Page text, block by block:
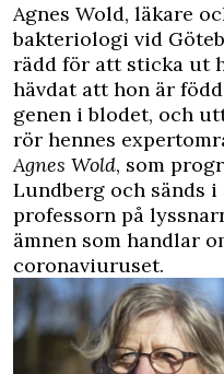
Agnes Wold, läkare
bakteriologi vid
rädd för att sticka ut
hävdat att hon är
genen i blodet, och
rör hennes
Agnes Wold, som
Lundberg och sänds
professorn på
ämnen som handlar
coronaviuruset.